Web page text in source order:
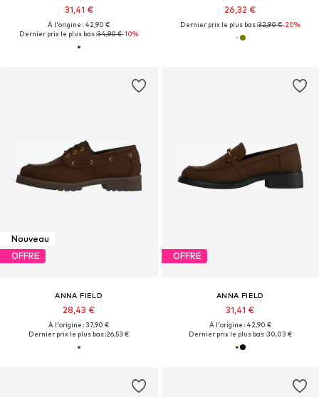
31,41 €
À l'origine : 42,90 €
Dernier prix le plus bas :34,90 €-10%
26,32 €
Dernier prix le plus bas :32,90 €-20%
Nouveau
OFFRE
ANNA FIELD
28,43 €
À l'origine : 37,90 €
Dernier prix le plus bas :26,53 €
OFFRE
ANNA FIELD
31,41 €
À l'origine : 42,90 €
Dernier prix le plus bas :30,03 €